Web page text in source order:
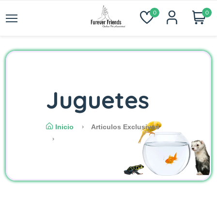
0 0
Juguetes
Inicio Articulos Exclusivos